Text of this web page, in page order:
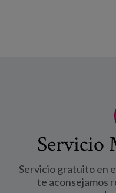
Servicio
Servicio gratuito en
te aconsejamos